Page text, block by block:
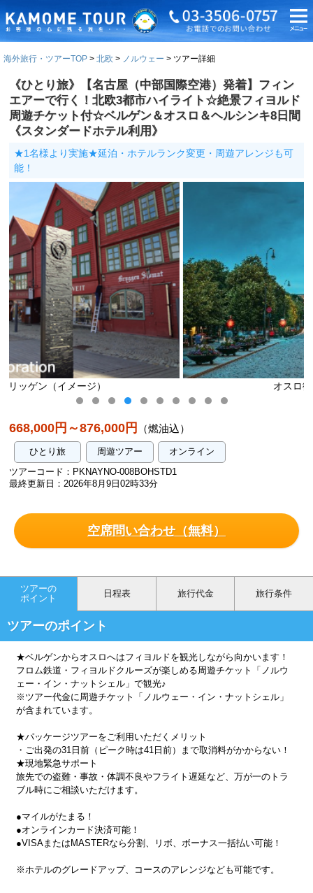
海外旅行・ツアーTOP 北欧 ノルウェー ツアー詳細
《ひとり旅》【名古屋（中部国際空港）発着】フィン
エアーで行く！北欧3都市ハイライト☆絶景フィヨルド
周遊チケット付☆ベルゲン＆オスロ＆ヘルシンキ8日間
《スタンダードホテル利用》
★1名様より実施★延泊・ホテルランク変更・周遊アレンジも可
能！
668,000円～876,000円 （燃油込）
ひとり旅 周遊ツアー
オンライン
ツアーコード：PKNAYNO-008BOHSTD1
最終更新日：2026年8月9日02時33分
空席問い合わせ（無料）
ツアーの
ポイント
日程表 旅行代金 旅行条件
ツアーのポイント
★ベルゲンからオスロへはフィヨルドを観光しながら向かいます！
フロム鉄道・フィヨルドクルーズが楽しめる周遊チケット「ノルウ
ェー・イン・ナットシェル」で観光♪
※ツアー代金に周遊チケット「ノルウェー・イン・ナットシェル」
が含まれています。
★パッケージツアーをご利用いただくメリット
・ご出発の31日前（ピーク時は41日前）まで取消料がかからない！
★現地緊急サポート
旅先での盗難・事故・体調不良やフライト遅延など、万が一のトラ
ブル時にご相談いただけます。
●マイルがたまる！
●オンラインカード決済可能！
●VISAまたはMASTERなら分割、リボ、ボーナス一括払い可能！
※ホテルのグレードアップ、コースのアレンジなども可能です。